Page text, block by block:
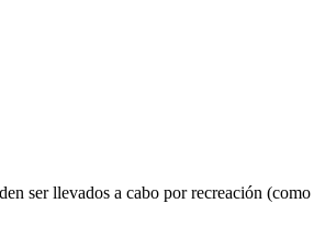
ser llevados a cabo por recreación